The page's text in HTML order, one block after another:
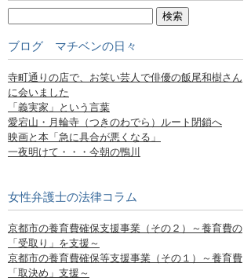
ブログ マチベンの日々
寺町通りの店で、お笑い芸人で俳優の飯尾和樹さん
に会いました
「義実家」という言葉
愛宕山・月輪寺（つきのわでら）ルート閉鎖へ
映画と本「急に具合が悪くなる」
一夜明けて・・・今朝の鴨川
女性弁護士の法律コラム
京都市の養育費確保支援事業（その２）～養育費の
「受取り」を支援～
京都市の養育費確保等支援事業（その１）～養育費
「取決め」支援～